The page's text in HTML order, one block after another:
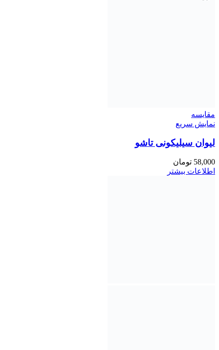
مقايسه
نمایش سریع
لیوان سیلیکونی تاشو
58,000 تومان
اطلاعات بیشتر